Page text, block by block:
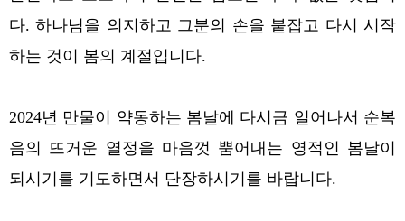
다. 하나님을 의지하고 그분의 손을 붙잡고 다시 시작
하는 것이 봄의 계절입니다.
2024년 만물이 약동하는 봄날에 다시금 일어나서 순복
음의 뜨거운 열정을 마음껏 뿜어내는 영적인 봄날이
되시기를 기도하면서 단장하시기를 바랍니다.